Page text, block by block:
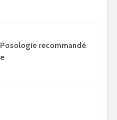
Posologie recommandé
e